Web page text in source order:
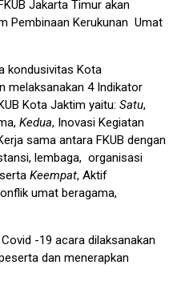
Jakarta Timur akan
Pembinaan Kerukunan Umat
kondusivitas Kota
melaksanakan 4 Indikator
Kota Jaktim yaitu: Satu,
Kedua, Inovasi Kegiatan
sama antara FKUB dengan
lembaga, organisasi
Keempat, Aktif
umat beragama,
-19 acara dilaksanakan
dan menerapkan